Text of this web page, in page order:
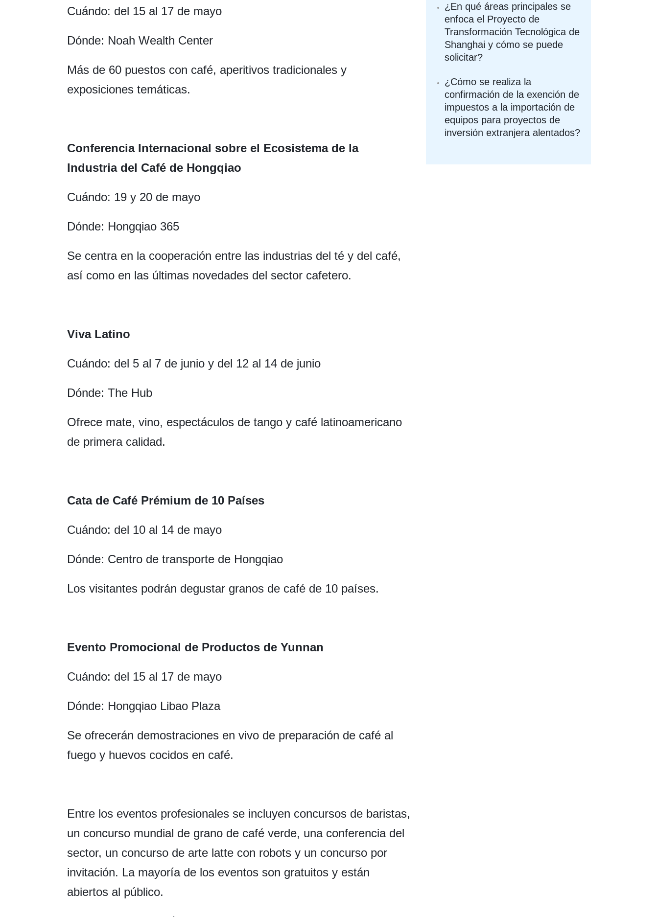
Cuándo: del 15 al 17 de mayo
Dónde: Noah Wealth Center
Más de 60 puestos con café, aperitivos tradicionales y
exposiciones temáticas.
Conferencia Internacional sobre el Ecosistema de la
Industria del Café de Hongqiao
Cuándo: 19 y 20 de mayo
Dónde: Hongqiao 365
Se centra en la cooperación entre las industrias del té y del café,
así como en las últimas novedades del sector cafetero.
Viva Latino
Cuándo: del 5 al 7 de junio y del 12 al 14 de junio
Dónde: The Hub
Ofrece mate, vino, espectáculos de tango y café latinoamericano
de primera calidad.
Cata de Café Prémium de 10 Países
Cuándo: del 10 al 14 de mayo
Dónde: Centro de transporte de Hongqiao
Los visitantes podrán degustar granos de café de 10 países.
Evento Promocional de Productos de Yunnan
Cuándo: del 15 al 17 de mayo
Dónde: Hongqiao Libao Plaza
Se ofrecerán demostraciones en vivo de preparación de café al
fuego y huevos cocidos en café.
Entre los eventos profesionales se incluyen concursos de baristas,
un concurso mundial de grano de café verde, una conferencia del
sector, un concurso de arte latte con robots y un concurso por
invitación. La mayoría de los eventos son gratuitos y están
abiertos al público.
¿En qué áreas principales se
enfoca el Proyecto de
Transformación Tecnológica de
Shanghai y cómo se puede
solicitar?
¿Cómo se realiza la
confirmación de la exención de
impuestos a la importación de
equipos para proyectos de
inversión extranjera alentados?